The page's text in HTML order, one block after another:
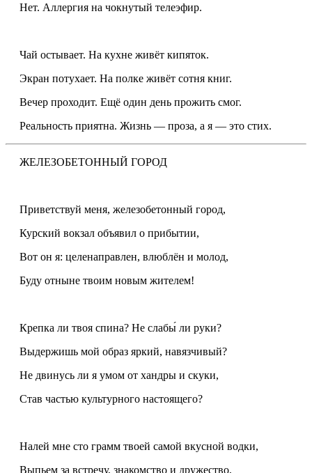
Нет. Аллергия на чокнутый телеэфир.
Чай остывает. На кухне живёт кипяток.
Экран потухает. На полке живёт сотня книг.
Вечер проходит. Ещё один день прожить смог.
Реальность приятна. Жизнь — проза, а я — это стих.
ЖЕЛЕЗОБЕТОННЫЙ ГОРОД
Приветствуй меня, железобетонный город,
Курский вокзал объявил о прибытии,
Вот он я: целенаправлен, влюблён и молод,
Буду отныне твоим новым жителем!
Крепка ли твоя спина? Не слабы́ ли руки?
Выдержишь мой образ яркий, навязчивый?
Не двинусь ли я умом от хандры и скуки,
Став частью культурного настоящего?
Налей мне сто грамм твоей самой вкусной водки,
Выпьем за встречу, знакомство и дружество,